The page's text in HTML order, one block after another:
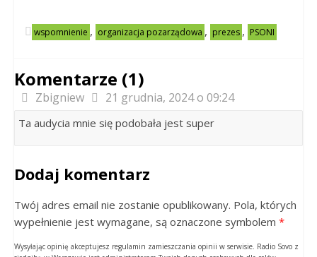
wspomnienie , organizacja pozarządowa , prezes , PSONI
Komentarze (1)
Zbigniew 21 grudnia, 2024 o 09:24
Ta audycia mnie się podobała jest super
Dodaj komentarz
Twój adres email nie zostanie opublikowany. Pola, których
wypełnienie jest wymagane, są oznaczone symbolem *
Wysyłając opinię akceptujesz regulamin zamieszczania opinii w serwisie. Radio Sovo z